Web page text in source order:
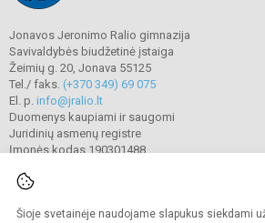
Šioje svetainėje naudojame slapukus siekdami
Jonavos Jeronimo Ralio gimnazija
Savivaldybės biudžetinė įstaiga
Žeimių g. 20, Jonava 55125
Tel./ faks. (+370 349) 69 075
El. p. info@jralio.lt
Duomenys kaupiami ir saugomi
Juridinių asmenų registre
Įmonės kodas 190301488
© 2023. Jonavos Jeronimo Ralio gimnazija.